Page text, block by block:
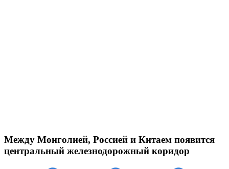
Между Монголией, Россией и Китаем появится
центральный железнодорожный коридор